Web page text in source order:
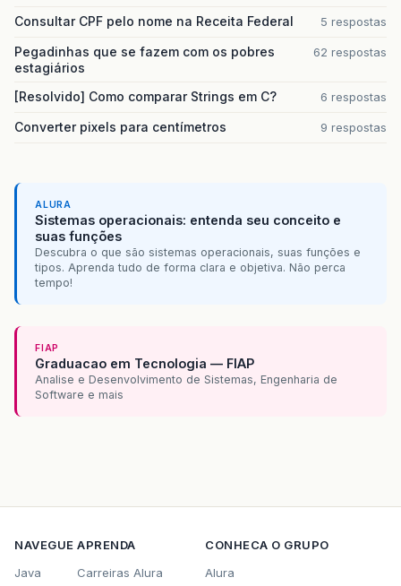
Consultar CPF pelo nome na Receita Federal 5 respostas
Pegadinhas que se fazem com os pobres
estagiários
62 respostas
[Resolvido] Como comparar Strings em C? 6 respostas
Converter pixels para centímetros 9 respostas
ALURA
Sistemas operacionais: entenda seu conceito e
suas funções
Descubra o que são sistemas operacionais, suas funções e
tipos. Aprenda tudo de forma clara e objetiva. Não perca
tempo!
FIAP
Graduacao em Tecnologia — FIAP
Analise e Desenvolvimento de Sistemas, Engenharia de
Software e mais
NAVEGUE
Java
APRENDA
Carreiras Alura
CONHECA O GRUPO
Alura